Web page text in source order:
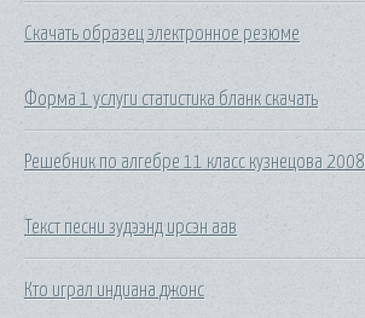
Скачать образец электронное резюме
Форма 1 услуги статистика бланк скачать
Решебник по алгебре 11 класс кузнецова 2008
Текст песни зудээнд ирсэн аав
Кто играл индиана джонс